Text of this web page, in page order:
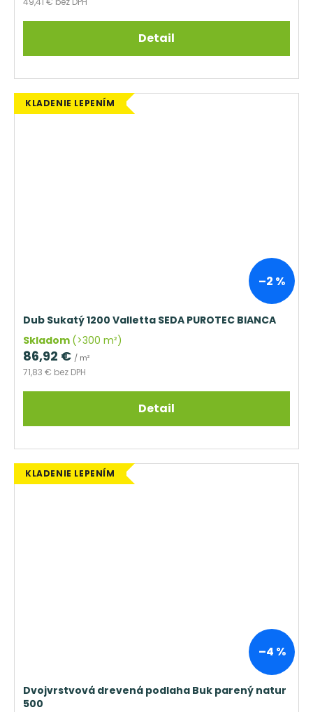
Detail
KLADENIE LEPENÍM
–2 %
Dub Sukatý 1200 Valletta SEDA PUROTEC BIANCA
Skladom (>300 m²)
71,83 € bez DPH
86,92 € / m²
Detail
KLADENIE LEPENÍM
–4 %
Dvojvrstvová drevená podlaha Buk parený natur
500